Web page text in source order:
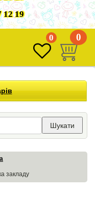
12 19
0 0
Шукати
закладу